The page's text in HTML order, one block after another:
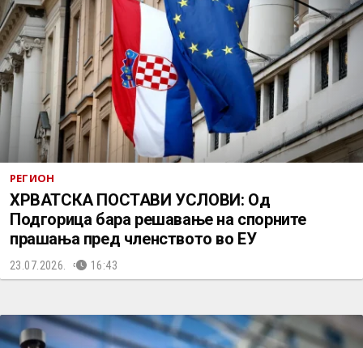
РЕГИОН
ХРВАТСКА ПОСТАВИ УСЛОВИ: Од
Подгорица бара решавање на спорните
прашања пред членството во ЕУ
23.07.2026. 16:43